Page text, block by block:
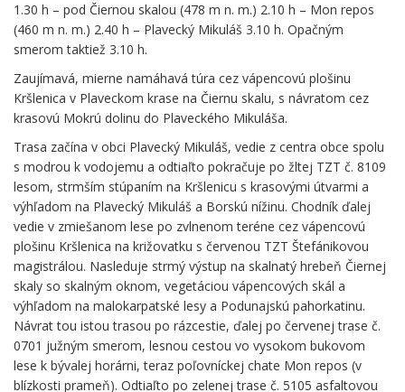
1.30 h – pod Čiernou skalou (478 m n. m.) 2.10 h – Mon repos
(460 m n. m.) 2.40 h – Plavecký Mikuláš 3.10 h. Opačným
smerom taktiež 3.10 h.
Zaujímavá, mierne namáhavá túra cez vápencovú plošinu
Kršlenica v Plaveckom krase na Čiernu skalu, s návratom cez
krasovú Mokrú dolinu do Plaveckého Mikuláša.
Trasa začína v obci Plavecký Mikuláš, vedie z centra obce spolu
s modrou k vodojemu a odtiaľto pokračuje po žltej TZT č. 8109
lesom, strmším stúpaním na Kršlenicu s krasovými útvarmi a
výhľadom na Plavecký Mikuláš a Borskú nížinu. Chodník ďalej
vedie v zmiešanom lese po zvlnenom teréne cez vápencovú
plošinu Kršlenica na križovatku s červenou TZT Štefánikovou
magistrálou. Nasleduje strmý výstup na skalnatý hrebeň Čiernej
skaly so skalným oknom, vegetáciou vápencových skál a
výhľadom na malokarpatské lesy a Podunajskú pahorkatinu.
Návrat tou istou trasou po rázcestie, ďalej po červenej trase č.
0701 južným smerom, lesnou cestou vo vysokom bukovom
lese k bývalej horárni, teraz poľovníckej chate Mon repos (v
blízkosti prameň). Odtiaľto po zelenej trase č. 5105 asfaltovou